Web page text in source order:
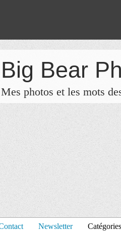
Big Bear
Mes photos et les mots
Newsletter